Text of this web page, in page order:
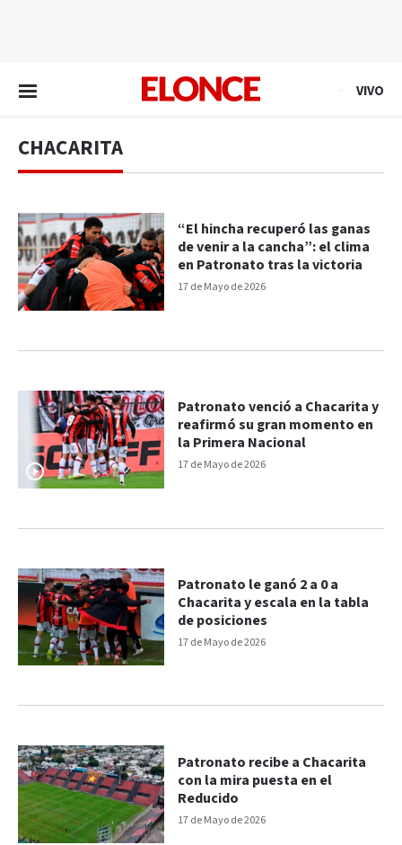
VIVO
CHACARITA
17 de Mayo de 2026
“El hincha recuperó las ganas
de venir a la cancha”: el clima
en Patronato tras la victoria
17 de Mayo de 2026
Patronato venció a Chacarita y
reafirmó su gran momento en
la Primera Nacional
17 de Mayo de 2026
Patronato le ganó 2 a 0 a
Chacarita y escala en la tabla
de posiciones
17 de Mayo de 2026
Patronato recibe a Chacarita
con la mira puesta en el
Reducido